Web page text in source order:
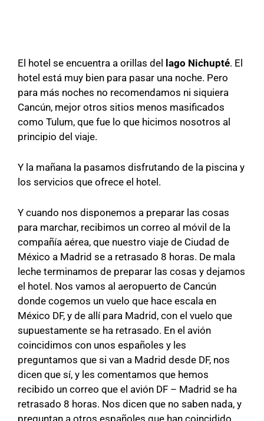
El hotel se encuentra a orillas del lago Nichupté. El
hotel está muy bien para pasar una noche. Pero
para más noches no recomendamos ni siquiera
Cancún, mejor otros sitios menos masificados
como Tulum, que fue lo que hicimos nosotros al
principio del viaje.
Y la mañana la pasamos disfrutando de la piscina y
los servicios que ofrece el hotel.
Y cuando nos disponemos a preparar las cosas
para marchar, recibimos un correo al móvil de la
compañía aérea, que nuestro viaje de Ciudad de
México a Madrid se a retrasado 8 horas. De mala
leche terminamos de preparar las cosas y dejamos
el hotel. Nos vamos al aeropuerto de Cancún
donde cogemos un vuelo que hace escala en
México DF, y de allí para Madrid, con el vuelo que
supuestamente se ha retrasado. En el avión
coincidimos con unos españoles y les
preguntamos que si van a Madrid desde DF, nos
dicen que sí, y les comentamos que hemos
recibido un correo que el avión DF – Madrid se ha
retrasado 8 horas. Nos dicen que no saben nada, y
preguntan a otros españoles que han coincidido